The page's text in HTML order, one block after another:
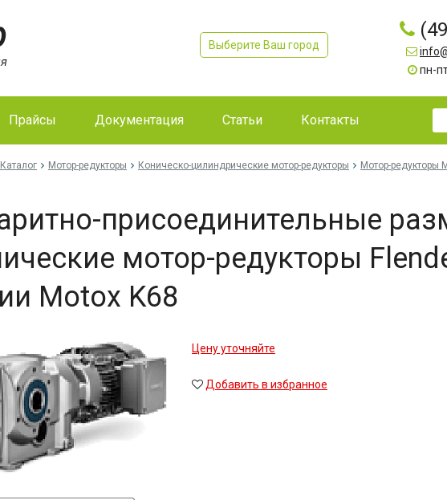
Выберите Ваш город
пн-
Прайсы Документация Статьи Контакты
Каталог Мотор-редукторы Коническо-цилиндрические мотор-редукторы Мотор-редукторы
присоединительные
мотор-редукторы
Motox K68
Цену уточняйте
Добавить в избранное